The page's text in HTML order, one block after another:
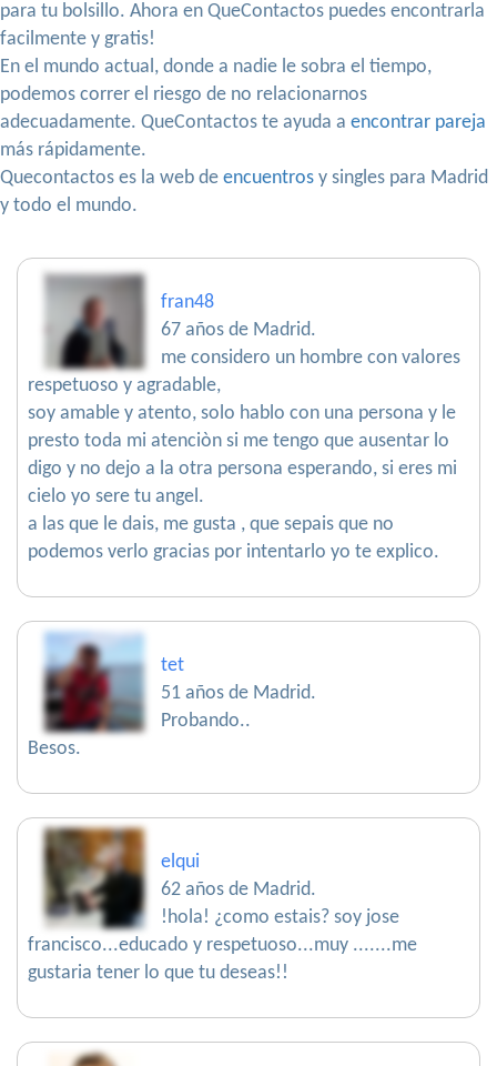
para tu bolsillo. Ahora en QueContactos puedes encontrarla
facilmente y gratis!
En el mundo actual, donde a nadie le sobra el tiempo,
podemos correr el riesgo de no relacionarnos
adecuadamente. QueContactos te ayuda a encontrar pareja
más rápidamente.
Quecontactos es la web de encuentros y singles para Madrid
y todo el mundo.
fran48
67 años de Madrid.
me considero un hombre con valores
respetuoso y agradable,
soy amable y atento, solo hablo con una persona y le
presto toda mi atenciòn si me tengo que ausentar lo
digo y no dejo a la otra persona esperando, si eres mi
cielo yo sere tu angel.
a las que le dais, me gusta , que sepais que no
podemos verlo gracias por intentarlo yo te explico.
tet
51 años de Madrid.
Probando..
Besos.
elqui
62 años de Madrid.
!hola! ¿como estais? soy jose
francisco...educado y respetuoso...muy .......me
gustaria tener lo que tu deseas!!